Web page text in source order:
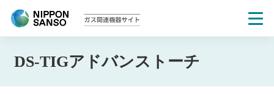
DS-TIGアドバンストーチ